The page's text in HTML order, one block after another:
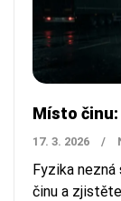
Místo činu:
17. 3. 2026 /
Fyzika
činu a